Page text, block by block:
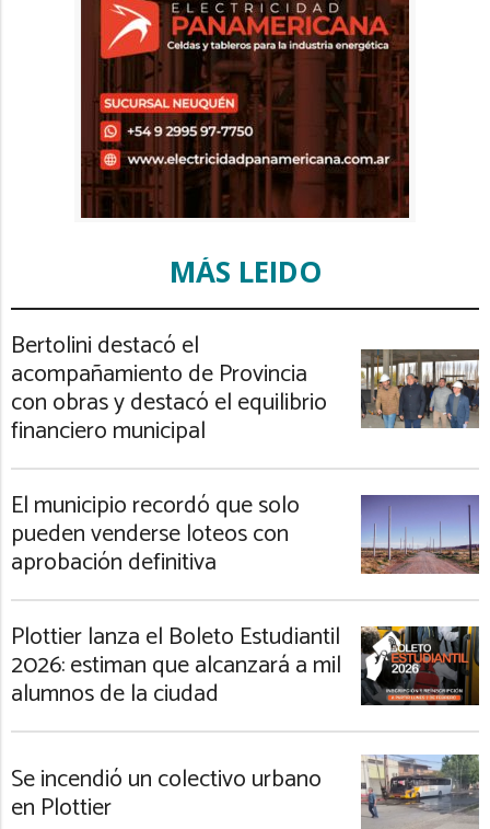
MÁS LEIDO
Bertolini destacó el
acompañamiento de Provincia
con obras y destacó el equilibrio
financiero municipal
El municipio recordó que solo
pueden venderse loteos con
aprobación definitiva
Plottier lanza el Boleto Estudiantil
2026: estiman que alcanzará a mil
alumnos de la ciudad
Se incendió un colectivo urbano
en Plottier